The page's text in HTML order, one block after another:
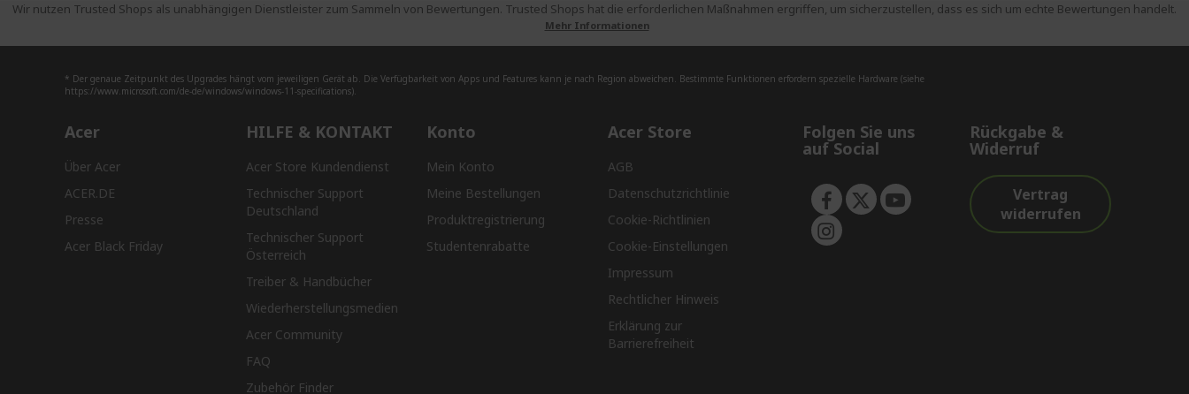
Wir nutzen Trusted Shops als unabhängigen Dienstleister zum Sammeln von Bewertungen. Trusted Shops hat die erforderlichen Maßnahmen ergriffen, um sicherzustellen, dass es sich um echte Bewertungen handelt.
Mehr Informationen
* Der genaue Zeitpunkt des Upgrades hängt vom jeweiligen Gerät ab. Die Verfügbarkeit von Apps und Features kann je nach Region abweichen. Bestimmte Funktionen erfordern spezielle Hardware (siehe
https://www.microsoft.com/de-de/windows/windows-11-specifications).
Acer
Über Acer
ACER.DE
Presse
Acer Black Friday
HILFE & KONTAKT
Acer Store Kundendienst
Technischer Support
Deutschland
Technischer Support
Österreich
Treiber & Handbücher
Wiederherstellungsmedien
Acer Community
FAQ
Zubehör Finder
Konto
Mein Konto
Meine Bestellungen
Produktregistrierung
Studentenrabatte
Acer Store
AGB
Datenschutzrichtlinie
Cookie-Richtlinien
Cookie-Einstellungen
Impressum
Rechtlicher Hinweis
Erklärung zur
Barrierefreiheit
Folgen Sie uns
auf Social
Rückgabe &
Widerruf
Vertrag
widerrufen